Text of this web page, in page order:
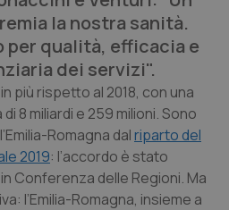
la nostra sanità.
per qualità, efficacia e
dei servizi".
più rispetto al 2018, con una
8 miliardi e 259 milioni. Sono
Romagna dalriparto del
2019: l’accordo è stato
Conferenza delle Regioni. Ma
l’Emilia-Romagna, insieme a